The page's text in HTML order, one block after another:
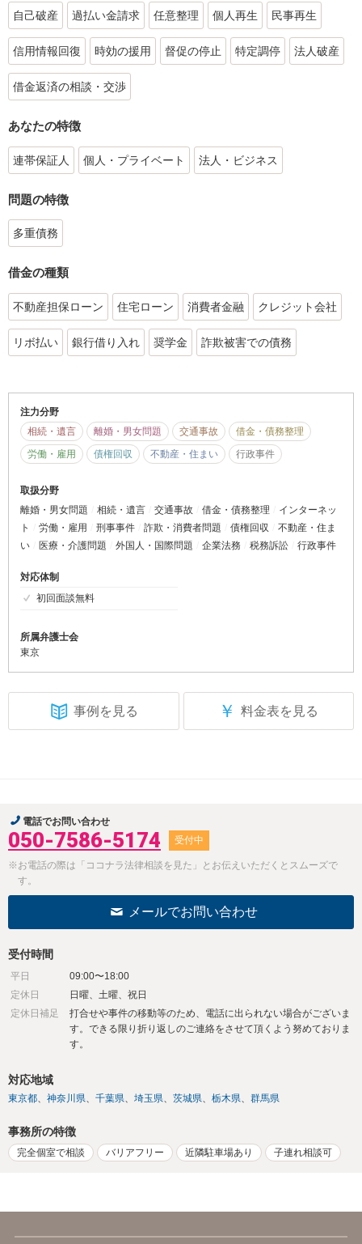
自己破産 過払い金請求 任意整理 個人再生 民事再生
信用情報回復 時効の援用 督促の停止 特定調停 法人破産
借金返済の相談・交渉
あなたの特徴
連帯保証人 個人・プライベート 法人・ビジネス
問題の特徴
多重債務
借金の種類
不動産担保ローン 住宅ローン 消費者金融 クレジット会社
リボ払い 銀行借り入れ 奨学金 詐欺被害での債務
注力分野
相続・遺言
離婚・男女問題 交通事故
借金・債務整理
労働・雇用
債権回収 不動産・住まい 行政事件
取扱分野
離婚・男女問題
相続・遺言 交通事故 借金・債務整理
インターネッ
ト
労働・雇用 刑事事件 詐欺・消費者問題 債権回収
不動産・住ま
い
医療・介護問題 外国人・国際問題 企業法務 税務訴訟 行政事件
対応体制
初回面談無料
所属弁護士会
東京
事例を見る ￥ 料金表を見る
電話でお問い合わせ
050-7586-5174 受付中
※お電話の際は「ココナラ法律相談を見た」とお伝えいただくとスムーズで
す。
メールでお問い合わせ
受付時間
平日
09:00〜18:00
定休日
日曜、土曜、祝日
定休日補足
打合せや事件の移動等のため、電話に出られない場合がございま
す。できる限り折り返しのご連絡をさせて頂くよう努めておりま
す。
対応地域
東京都 神奈川県 千葉県 埼玉県 茨城県 栃木県 群馬県
事務所の特徴
完全個室で相談 バリアフリー 近隣駐車場あり 子連れ相談可